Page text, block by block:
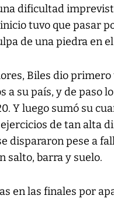
dificultad
tuvo que pasar
de una piedra en
Biles dio primero
a su país, y de paso
Y luego sumó su
de tan alta
dispararon pese a
salto, barra y suelo.
en las finales por